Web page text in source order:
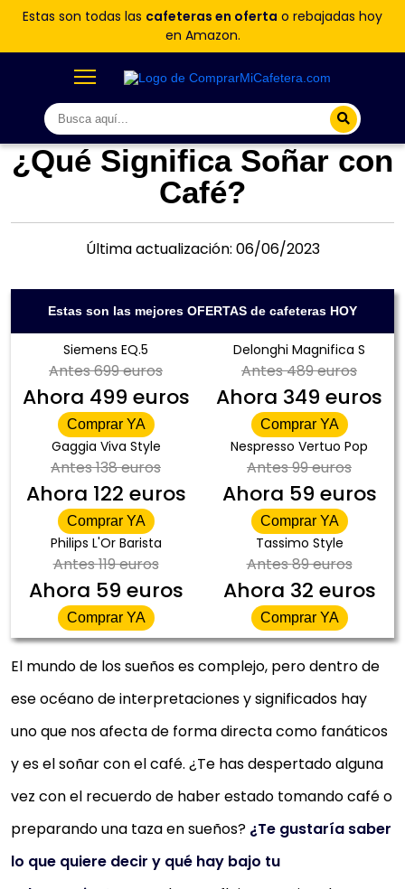
Estas son todas las cafeteras en oferta o rebajadas hoy
en Amazon.
¿Qué Significa Soñar con
Café?
Última actualización: 06/06/2023
Estas son las mejores OFERTAS de cafeteras HOY
Siemens EQ.5
Antes699 euros
Ahora 499 euros
Comprar YA
Delonghi Magnifica S
Antes489 euros
Ahora 349 euros
Comprar YA
Gaggia Viva Style
Antes138 euros
Ahora 122 euros
Comprar YA
Nespresso Vertuo Pop
Antes99 euros
Ahora 59 euros
Comprar YA
Philips L'Or Barista
Antes119 euros
Ahora 59 euros
Comprar YA
Tassimo Style
Antes89 euros
Ahora 32 euros
Comprar YA
El mundo de los sueños es complejo, pero dentro de
ese océano de interpretaciones y significados hay
uno que nos afecta de forma directa como fanáticos
y es el soñar con el café. ¿Te has despertado alguna
vez con el recuerdo de haber estado tomando café o
preparando una taza en sueños? ¿Te gustaría saber
lo que quiere decir y qué hay bajo tu